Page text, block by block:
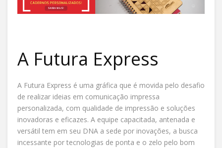
A Futura Express
A Futura Express é uma gráfica que é movida pelo desafio
de realizar ideias em comunicação impressa
personalizada, com qualidade de impressão e soluções
inovadoras e eficazes. A equipe capacitada, antenada e
versátil tem em seu DNA a sede por inovações, a busca
incessante por tecnologias de ponta e o zelo pelo bom